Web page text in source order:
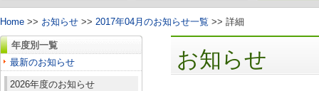
Home >> お知らせ >> 2017年04月のお知らせ一覧 >> 詳細
年度別一覧
最新のお知らせ
2026年度のお知らせ
お知らせ